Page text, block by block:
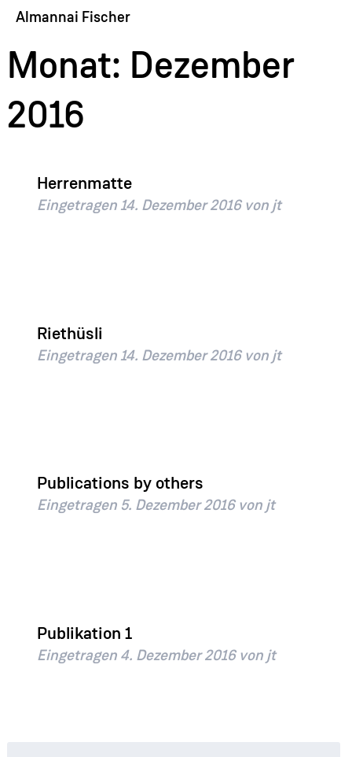
Almannai Fischer
Monat: Dezember
2016
Herrenmatte
Eingetragen 14. Dezember 2016 von jt
Riethüsli
Eingetragen 14. Dezember 2016 von jt
Publications by others
Eingetragen 5. Dezember 2016 von jt
Publikation 1
Eingetragen 4. Dezember 2016 von jt